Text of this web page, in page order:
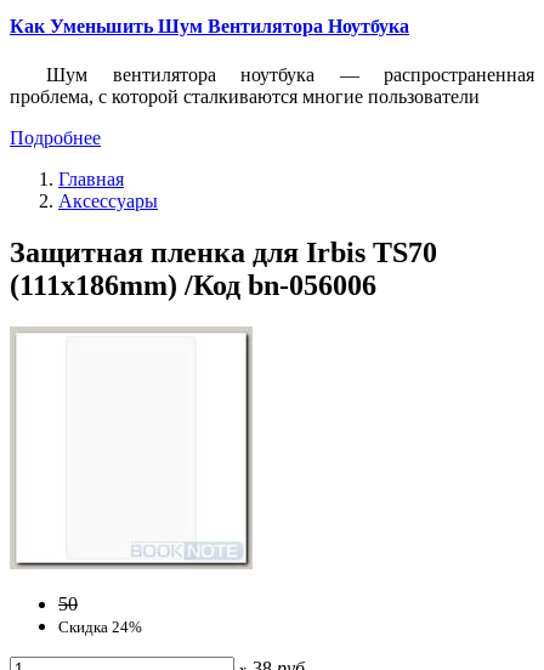
Как Уменьшить Шум Вентилятора Ноутбука
Шум вентилятора ноутбука — распространенная
проблема, с которой сталкиваются многие пользователи
Подробнее
Главная
Аксессуары
Защитная пленка для Irbis TS70
(111x186mm) /Код bn-056006
50
Скидка 24%